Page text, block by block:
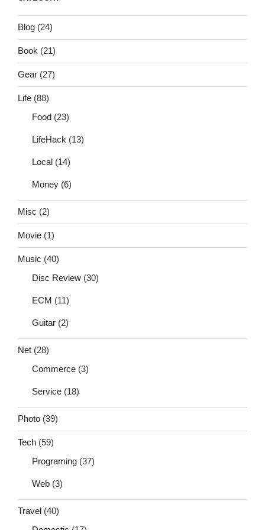
Blog (24)
Book (21)
Gear (27)
Life (88)
Food (23)
LifeHack (13)
Local (14)
Money (6)
Misc (2)
Movie (1)
Music (40)
Disc Review (30)
ECM (11)
Guitar (2)
Net (28)
Commerce (3)
Service (18)
Photo (39)
Tech (59)
Programing (37)
Web (3)
Travel (40)